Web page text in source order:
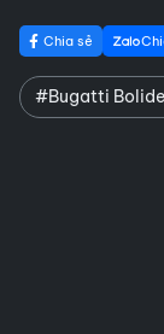
Chia sẻ
#Bugatti